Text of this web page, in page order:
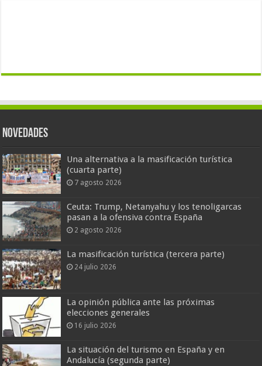
Novedades
Una alternativa a la masificación turística
(cuarta parte)
7 agosto 2026
Ceuta: Trump, Netanyahu y los tenoligarcas
pasan a la ofensiva contra España
2 agosto 2026
La masificación turística (tercera parte)
24 julio 2026
La opinión pública ante las próximas
elecciones generales
16 julio 2026
La situación del turismo en España y en
Andalucía (segunda parte)